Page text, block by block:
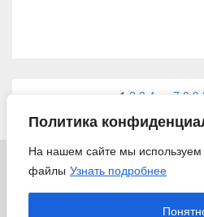
Политика
На нашем сайте мы используем
файлы Узнать подробнее
Навигация
по
записям
1 2 3 4 7 8 9
© 2018 «Ирригатор.ру» —